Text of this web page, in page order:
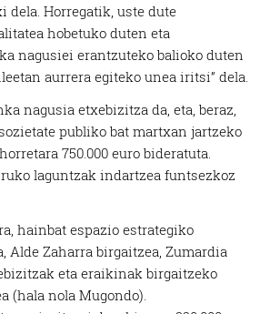
dela. Horregatik, uste dute
hobetuko duten eta
nagusiei erantzuteko balioko duten
aurrera egiteko unea iritsi” dela.
nagusia etxebizitza da, eta, beraz,
publiko bat martxan jartzeko
750.000 euro bideratuta.
laguntzak indartzea funtsezkoz
hainbat espazio estrategiko
Alde Zaharra birgaitzea, Zumardia
eta eraikinak birgaitzeko
(hala nola Mugondo).